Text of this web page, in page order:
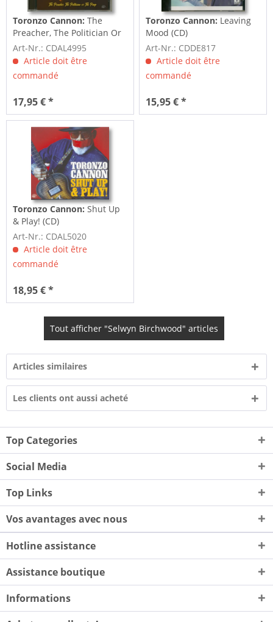
Toronzo Cannon: The
Preacher, The Politician Or
The Pimp (CD)
Art-Nr.: CDAL4995
Article doit être
commandé
17,95 € *
Toronzo Cannon: Leaving
Mood (CD)
Art-Nr.: CDDE817
Article doit être
commandé
15,95 € *
Toronzo Cannon: Shut Up
& Play! (CD)
Art-Nr.: CDAL5020
Article doit être
commandé
18,95 € *
Tout afficher "Selwyn Birchwood" articles
Articles similaires
Les clients ont aussi acheté
Top Categories
Social Media
Top Links
Vos avantages avec nous
Hotline assistance
Assistance boutique
Informations